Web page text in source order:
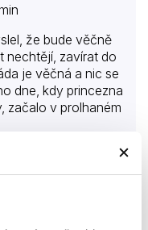
že bude věčně
nechtějí, zavírat do
je věčná a nic se
dne, kdy princezna
začalo v prolhaném